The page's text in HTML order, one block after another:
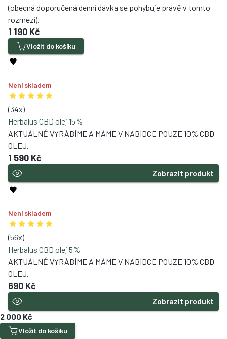
(obecná doporučená denní dávka se pohybuje právě v tomto
rozmezí).
1 190 Kč
Vložit do košíku
Není skladem
(34x)
Herbalus CBD olej 15%
AKTUÁLNĚ VYRÁBÍME A MÁME V NABÍDCE POUZE 10% CBD
OLEJ.
1 590 Kč
Zobrazit produkt
Není skladem
(56x)
Herbalus CBD olej 5%
AKTUÁLNĚ VYRÁBÍME A MÁME V NABÍDCE POUZE 10% CBD
OLEJ.
690 Kč
Zobrazit produkt
2 000 Kč
Vložit do košíku